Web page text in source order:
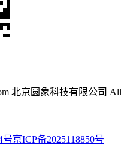
北京圆象科技有限公司 All
号京ICP备2025118850号